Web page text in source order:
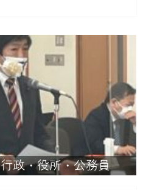
行政・役所・公務員